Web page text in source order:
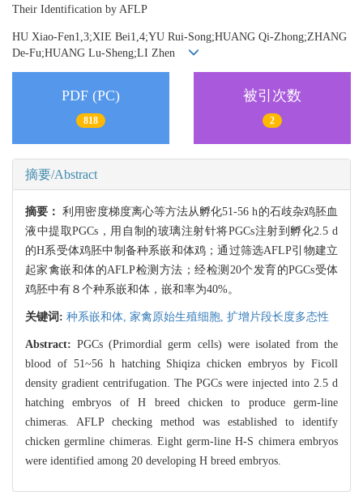
Their Identification by AFLP
HU Xiao-Fen1,3;XIE Bei1,4;YU Rui-Song;HUANG Qi-Zhong;ZHANG
De-Fu;HUANG Lu-Sheng;LI Zhen
PDF (PC)
818
被引次数
2
摘要/Abstract
摘要：利用密度梯度离心等方法从孵化51-56 h的石歧杂鸡胚血
液中提取PGCs，用自制的玻璃注射针将PGCs注射到孵化2.5 d
的H系受体鸡胚中制备种系嵌和体鸡；通过筛选AFLP引物建立
起家禽嵌和体的AFLP检测方法；经检测20个发育的PGCs受体
鸡胚中有８个种系嵌和体，嵌和率为40%。
关键词: 种系嵌和体, 家禽原始生殖细胞, 扩增片段长度多态性
Abstract:PGCs (Primordial germ cells) were isolated from the
blood of 51~56 h hatching Shiqiza chicken embryos by Ficoll
density gradient centrifugation. The PGCs were injected into 2.5 d
hatching embryos of H breed chicken to produce germ-line
chimeras. AFLP checking method was established to identify
chicken germline chimeras. Eight germ-line H-S chimera embryos
were identified among 20 developing H breed embryos.